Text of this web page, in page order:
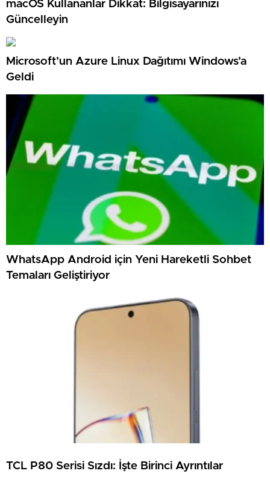
macOS Kullananlar Dikkat: Bilgisayarınızı
Güncelleyin
Microsoft’un Azure Linux Dağıtımı Windows’a
Geldi
WhatsApp Android için Yeni Hareketli Sohbet
Temaları Geliştiriyor
TCL P80 Serisi Sızdı: İşte Birinci Ayrıntılar